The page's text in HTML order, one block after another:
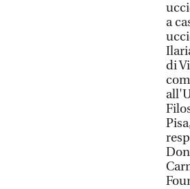
a
di